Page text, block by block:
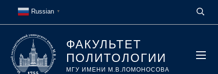
ФАКУЛЬТЕТ
ПОЛИТОЛОГИИ
МГУ ИМЕНИ М.В.ЛОМОНОСОВА
Russian ▼